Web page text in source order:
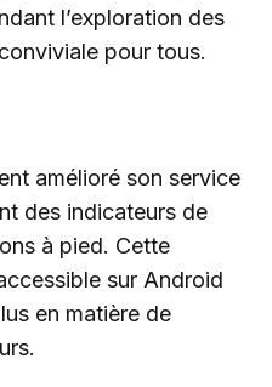
l’exploration des
pour tous.
amélioré son service
des indicateurs de
à pied. Cette
sur Android
en matière de